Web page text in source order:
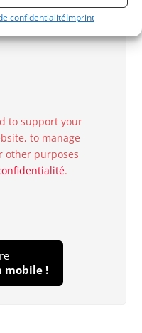
confidentialitéImprint
to support your
to manage
other purposes
.
mobile !